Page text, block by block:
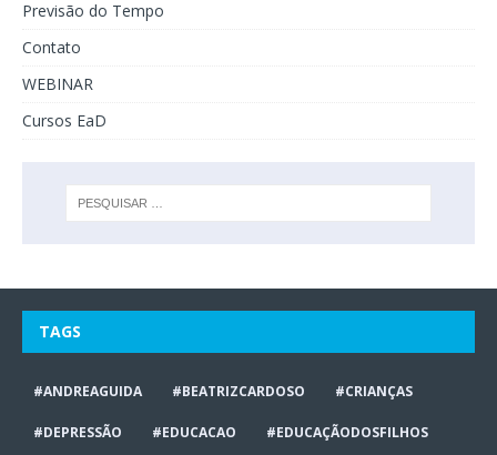
Previsão do Tempo
Contato
WEBINAR
Cursos EaD
TAGS
#ANDREAGUIDA #BEATRIZCARDOSO #CRIANÇAS
#DEPRESSÃO #EDUCACAO #EDUCAÇÃODOSFILHOS